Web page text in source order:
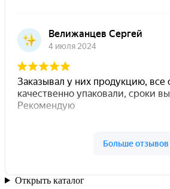
Открыть каталог